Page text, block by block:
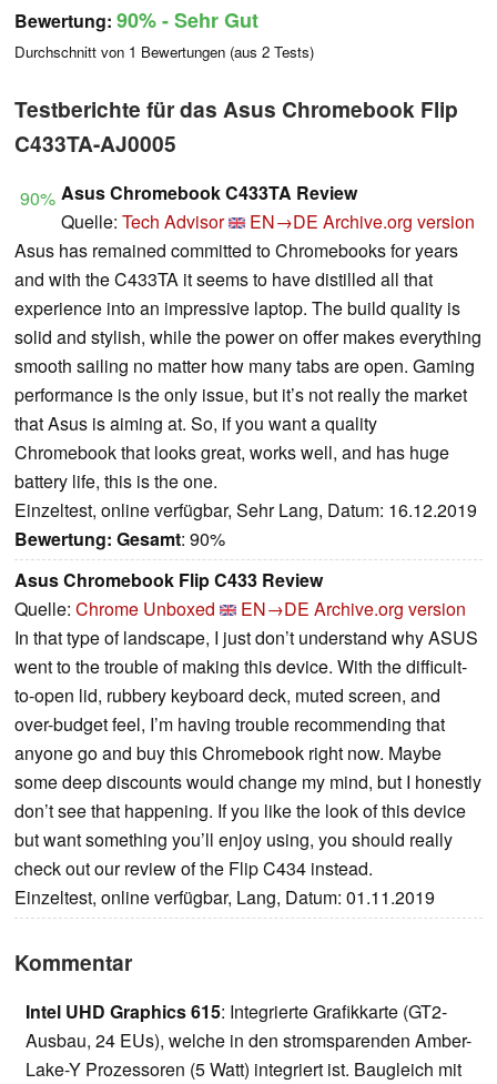
Bewertung: 90%- Sehr Gut
Durchschnitt von 1 Bewertungen (aus 2 Tests)
Testberichte für das Asus Chromebook Flip
C433TA-AJ0005
90% Asus Chromebook C433TA Review
Quelle: Tech Advisor EN→DE Archive.org version
Asus has remained committed to Chromebooks for years
and with the C433TA it seems to have distilled all that
experience into an impressive laptop. The build quality is
solid and stylish, while the power on offer makes everything
smooth sailing no matter how many tabs are open. Gaming
performance is the only issue, but it’s not really the market
that Asus is aiming at. So, if you want a quality
Chromebook that looks great, works well, and has huge
battery life, this is the one.
Einzeltest, online verfügbar, Sehr Lang, Datum: 16.12.2019
Bewertung: Gesamt: 90%
Asus Chromebook Flip C433 Review
Quelle: Chrome Unboxed EN→DE Archive.org version
In that type of landscape, I just don’t understand why ASUS
went to the trouble of making this device. With the difficult-
to-open lid, rubbery keyboard deck, muted screen, and
over-budget feel, I’m having trouble recommending that
anyone go and buy this Chromebook right now. Maybe
some deep discounts would change my mind, but I honestly
don’t see that happening. If you like the look of this device
but want something you’ll enjoy using, you should really
check out our review of the Flip C434 instead.
Einzeltest, online verfügbar, Lang, Datum: 01.11.2019
Kommentar
Intel UHD Graphics 615: Integrierte Grafikkarte (GT2-
Ausbau, 24 EUs), welche in den stromsparenden Amber-
Lake-Y Prozessoren (5 Watt) integriert ist. Baugleich mit